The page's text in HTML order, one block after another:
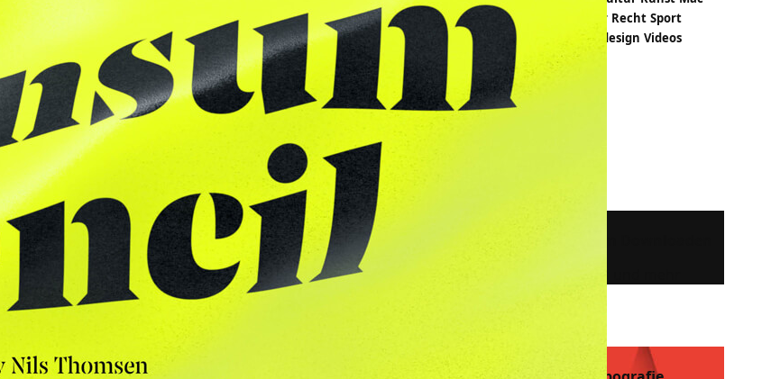
Magazin Papiermuster Poster Recht Sport
Statistiken Trends Typedesign Videos
Wallpapers
Webdesign Windows
Design-Resources: